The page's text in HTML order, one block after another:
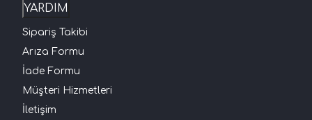
YARDIM
Sipariş Takibi
Arıza Formu
İade Formu
Müşteri Hizmetleri
İletişim